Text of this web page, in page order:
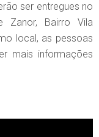
ser entregues no
Zanor, Bairro Vila
local, as pessoas
mais informações